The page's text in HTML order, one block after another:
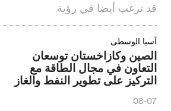
قد ترغب أيضا في رؤية
آسيا الوسطى
الصين وكازاخستان توسعان
التعاون في مجال الطاقة مع
التركيز على تطوير النفط والغاز
08-07